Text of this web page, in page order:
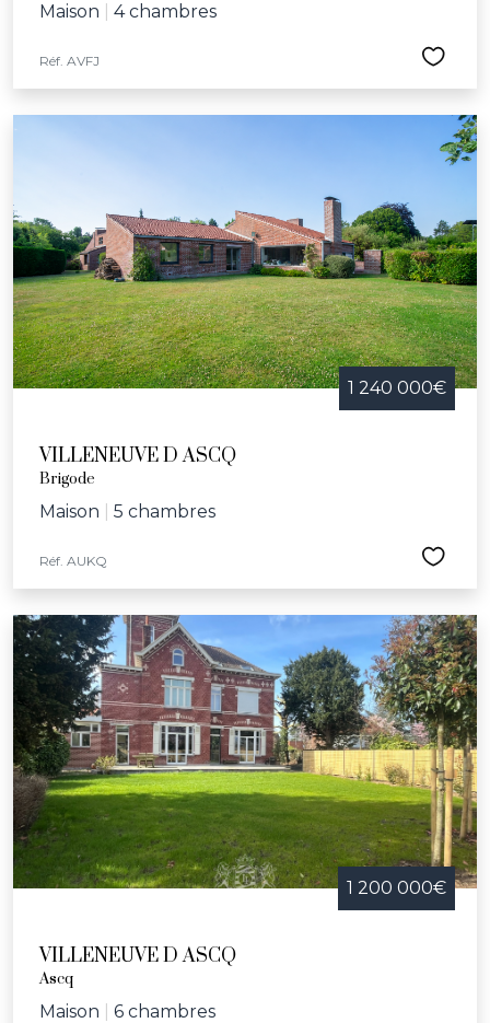
Maison 4 chambres
Réf. AVFJ
1 240 000€
VILLENEUVE D ASCQ
Brigode
Maison 5 chambres
Réf. AUKQ
1 200 000€
VILLENEUVE D ASCQ
Ascq
Maison 6 chambres